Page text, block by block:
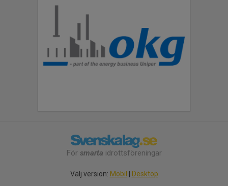
För smarta idrottsföreningar
Välj version: Mobil Desktop